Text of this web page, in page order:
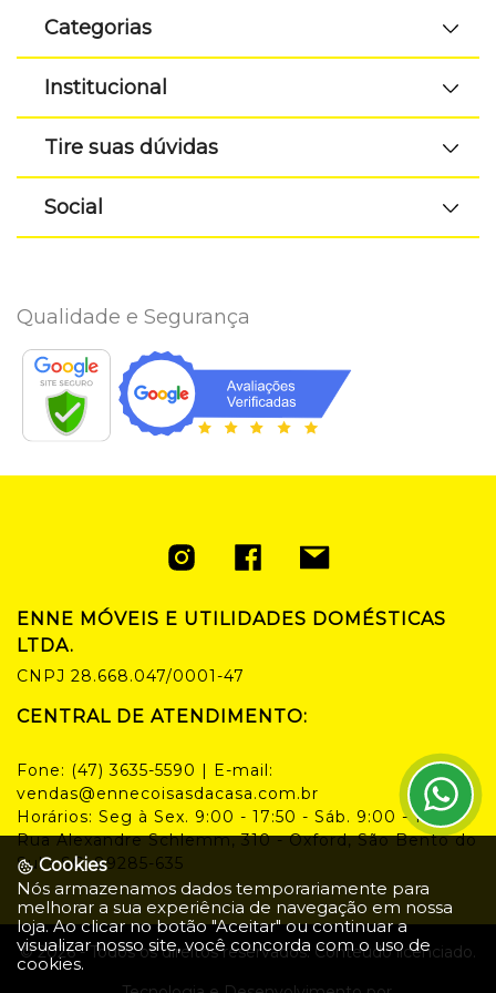
Categorias
Institucional
Tire suas dúvidas
Social
Qualidade e Segurança
ENNE MÓVEIS E UTILIDADES DOMÉSTICAS
LTDA.
CNPJ 28.668.047/0001-47
CENTRAL DE ATENDIMENTO:
Fone: (47) 3635-5590 | E-mail:
vendas@ennecoisasdacasa.com.br
Horários: Seg à Sex. 9:00 - 17:50 - Sáb. 9:00 - 14:00
Rua Alexandre Schlemm, 310 - Oxford, São Bento do
Sul - SC, 89285-635
©2026- Todos os direitos reservados. Conteúdo licenciado.
Cookies
Nós armazenamos dados temporariamente para
melhorar a sua experiência de navegação em nossa
loja. Ao clicar no botão "Aceitar" ou continuar a
visualizar nosso site, você concorda com o uso de
cookies.